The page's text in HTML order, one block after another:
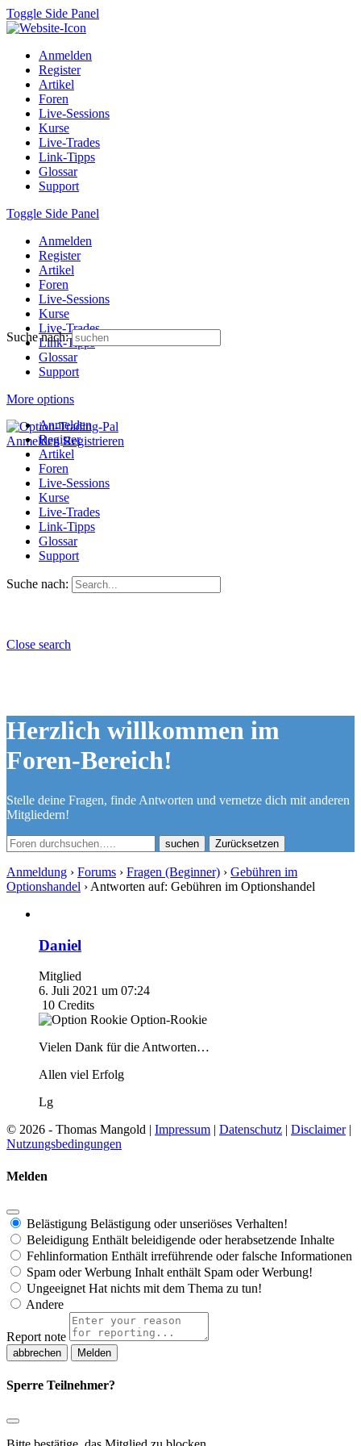
Toggle Side Panel
Anmelden
Register
Artikel
Foren
Live-Sessions
Kurse
Live-Trades
Link-Tipps
Glossar
Support
Toggle Side Panel
Anmelden
Register
Artikel
Foren
Live-Sessions
Kurse
Live-Trades
Link-Tipps
Glossar
Support
More options
Anmelden Registrieren
Suche nach:
Anmelden
Register
Artikel
Foren
Live-Sessions
Kurse
Live-Trades
Link-Tipps
Glossar
Support
Suche nach:
Close search
Herzlich willkommen im
Foren-Bereich!
Stelle deine Fragen, finde Antworten und vernetze dich mit anderen
Mitgliedern!
Zurücksetzen
Anmeldung › Forums › Fragen (Beginner) › Gebühren im
Optionshandel › Antworten auf: Gebühren im Optionshandel
Daniel
Mitglied
6. Juli 2021 um 07:24
10 Credits
Option-Rookie
Vielen Dank für die Antworten…
Allen viel Erfolg
Lg
© 2026 - Thomas Mangold | Impressum | Datenschutz | Disclaimer|
Nutzungsbedingungen
Melden
Belästigung Belästigung oder unseriöses Verhalten!
Beleidigung Enthält beleidigende oder herabsetzende Inhalte
Fehlinformation Enthält irreführende oder falsche Informationen
Spam oder Werbung Inhalt enthält Spam oder Werbung!
Ungeeignet Hat nichts mit dem Thema zu tun!
Andere
Report note
Melden
Sperre Teilnehmer?